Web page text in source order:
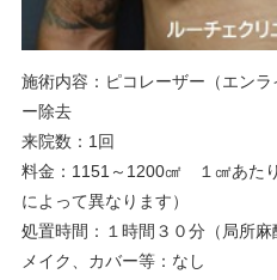
施術内容：ピコレーザー（エン
ー除去
来院数：1回
料金：1151～1200㎠ １㎠あた
によって異なります）
処置時間：１時間３０分（局所麻
メイク、カバー等：なし